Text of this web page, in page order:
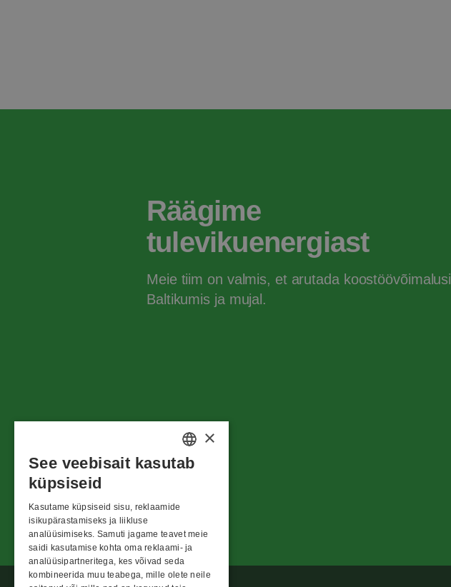
Räägime
tulevikuenergiast
Meie tiim on valmis, et arutada koostöövõimalusi
Baltikumis ja mujal.
ESTONIAN
LITHUANIAN
×
See veebisait kasutab
küpsiseid
Kasutame küpsiseid sisu, reklaamide
isikupärastamiseks ja liikluse
analüüsimiseks. Samuti jagame teavet meie
saidi kasutamise kohta oma reklaami- ja
analüüsipartneritega, kes võivad seda
kombineerida muu teabega, mille olete neile